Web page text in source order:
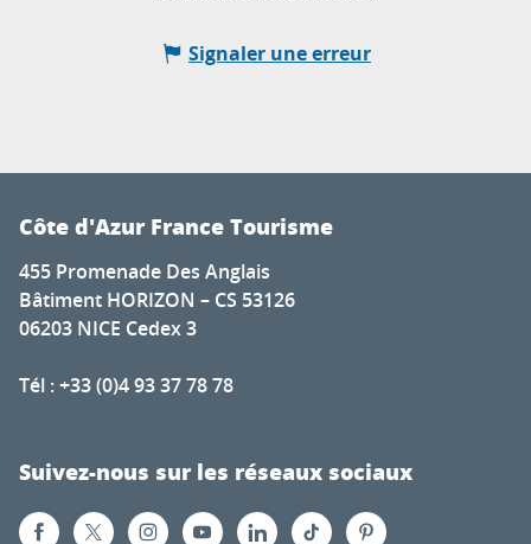
Signaler une erreur
Côte d'Azur France Tourisme
455 Promenade Des Anglais
Bâtiment HORIZON – CS 53126
06203 NICE Cedex 3
Tél : +33 (0)4 93 37 78 78
Suivez-nous sur les réseaux sociaux